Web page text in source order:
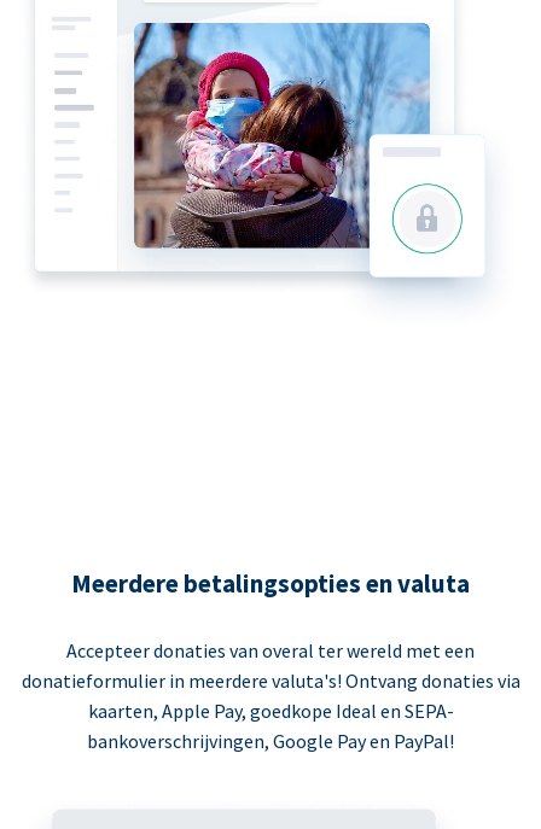
Meerdere betalingsopties en valuta
Accepteer donaties van overal ter wereld met een
donatieformulier in meerdere valuta's! Ontvang donaties via
kaarten, Apple Pay, goedkope Ideal en SEPA-
bankoverschrijvingen, Google Pay en PayPal!